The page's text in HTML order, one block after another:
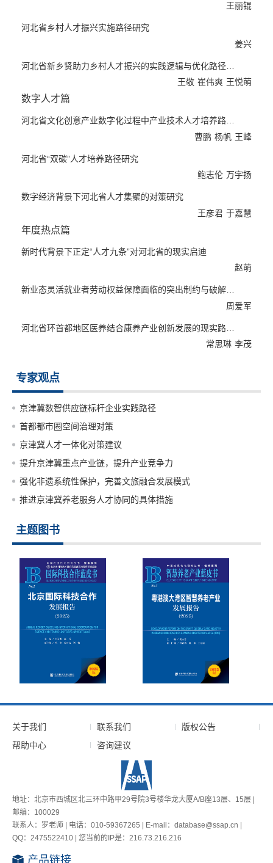
王丽锟
姜兴
河北省乡村人才振兴实施路径研究
王敬 崔伟爽 王悦萌
数字人才篇
曹鹏 杨帆 王峰
鲍志伦 万宇扬
河北省“双碳”人才培养路径研究
王彦君 于嘉慧
数字经济背景下河北省人才集聚的对策研究
年度热点篇
赵萌
新时代背景下正定“人才九条”对河北省的现实启迪
周爱军
常思琳 李茂
专家观点
京津冀数智供应链标杆企业实践路径
首都都市圈空间治理对策
京津冀人才一体化对策建议
提升京津冀重点产业链，提升产业竞争力
强化非遗系统性保护，完善文旅融合发展模式
推进京津冀养老服务人才协同的具体措施
主题图书
关于我们 联系我们
版权公告
帮助中心
咨询建议
地址：北京市西城区北三环中路甲29号院3号楼华龙大厦A/B座13层、15层 |
邮编：100029
联系人：罗老师 | 电话：010-59367265 | E-mail：database@ssap.cn |
QQ：2475522410 | 您当前的IP是： 216.73.216.216
产品链接